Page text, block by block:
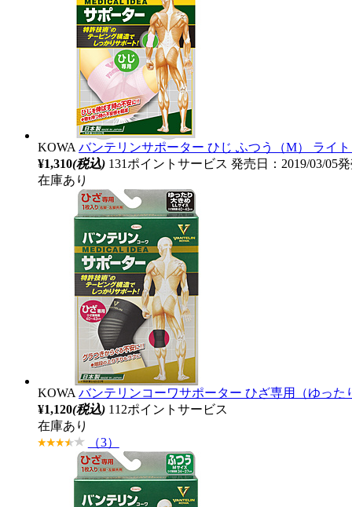
KOWA バンテリンサポーター ひじ ふつう（M） ライト
¥1,310(税込) 131ポイントサービス 発売日：2019/03/05
在庫あり
KOWA バンテリンコーワサポーター ひざ専用（ゆった
¥1,120(税込) 112ポイントサービス
在庫あり
（3）